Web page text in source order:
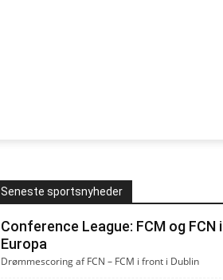
Seneste sportsnyheder
Conference League: FCM og FCN i
Europa
Drømmescoring af FCN – FCM i front i Dublin